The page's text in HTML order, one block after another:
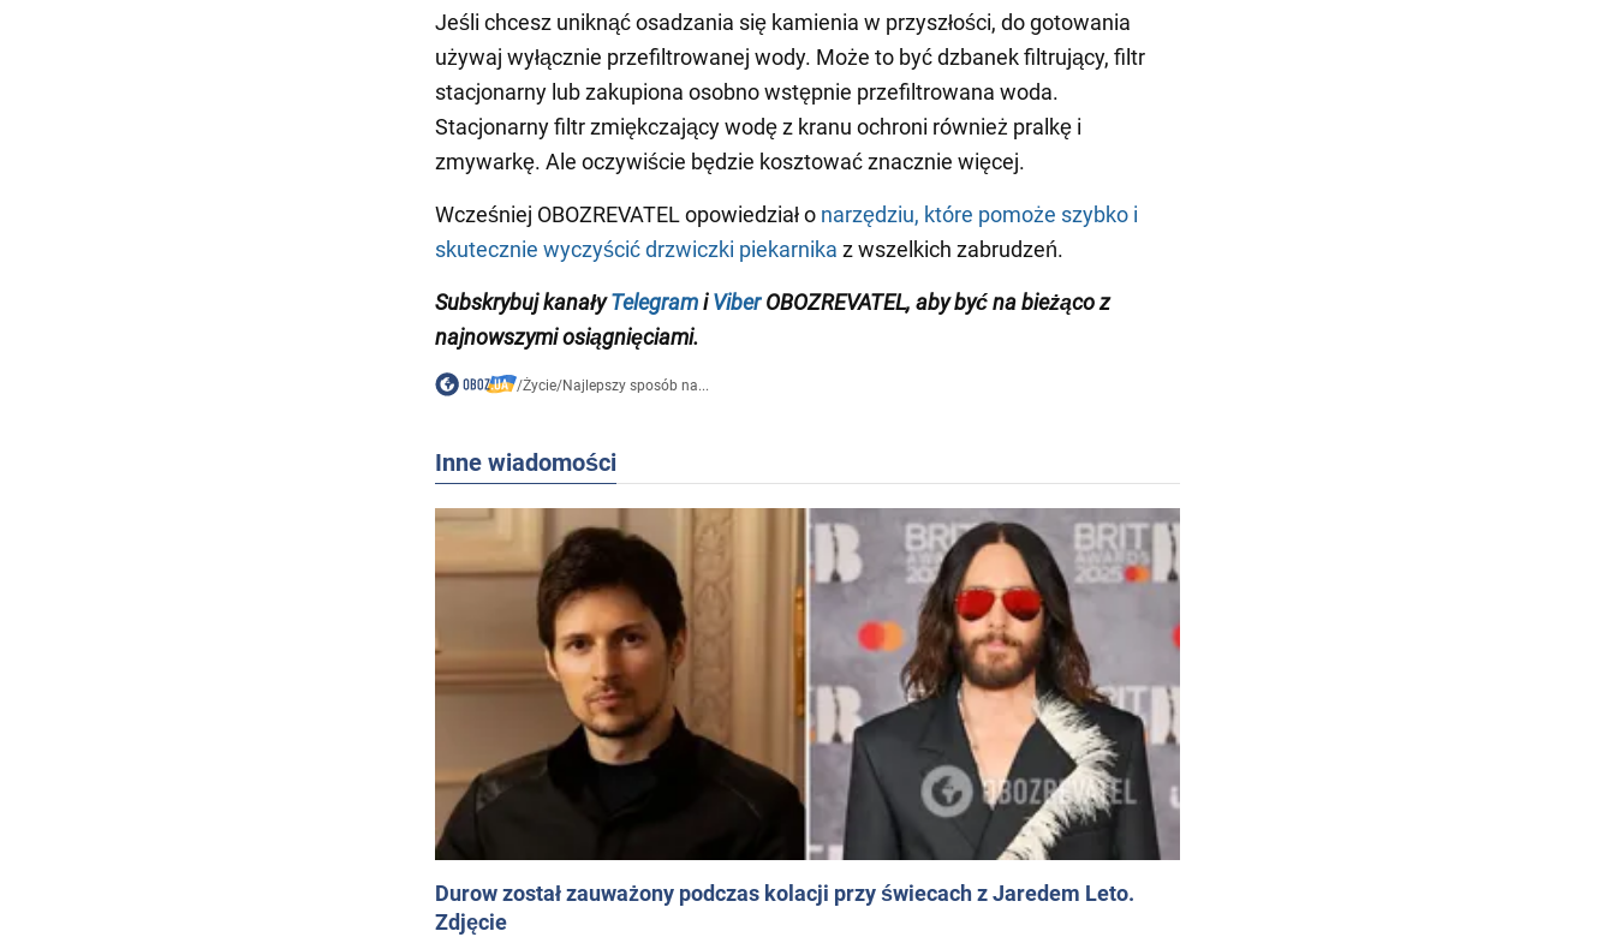
Jeśli chcesz uniknąć osadzania się kamienia w przyszłości, do gotowania
używaj wyłącznie przefiltrowanej wody. Może to być dzbanek filtrujący, filtr
stacjonarny lub zakupiona osobno wstępnie przefiltrowana woda.
Stacjonarny filtr zmiękczający wodę z kranu ochroni również pralkę i
zmywarkę. Ale oczywiście będzie kosztować znacznie więcej.
Wcześniej OBOZREVATEL opowiedział o narzędziu, które pomoże szybko i
skutecznie wyczyścić drzwiczki piekarnika z wszelkich zabrudzeń.
Subskrybuj kanałyTelegramiViber OBOZREVATEL, aby być na bieżąco z
najnowszymi osiągnięciami.
/Życie/Najlepszy sposób na...
Inne wiadomości
Durow został zauważony podczas kolacji przy świecach z Jaredem Leto.
Zdjęcie